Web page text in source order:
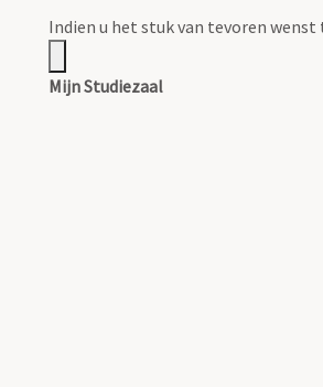
Indien u het stuk van tevoren wenst
Mijn Studiezaal